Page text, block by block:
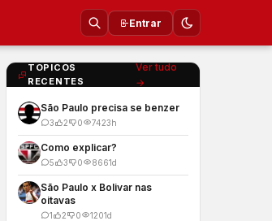
Entrar
TOPICOS
RECENTES
Ver tudo
→
São Paulo precisa se benzer
3 2 0 7423h
Como explicar?
5 3 0 8661d
São Paulo x Bolivar nas
oitavas
1 2 0 1201d